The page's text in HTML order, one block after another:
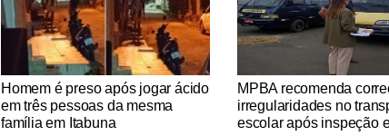
Notícias Católicas
Homem é preso após jogar ácido
em três pessoas da mesma
família em Itabuna
Notícias Católicas
MPBA recomenda
irregularidades no
escolar após inspeção